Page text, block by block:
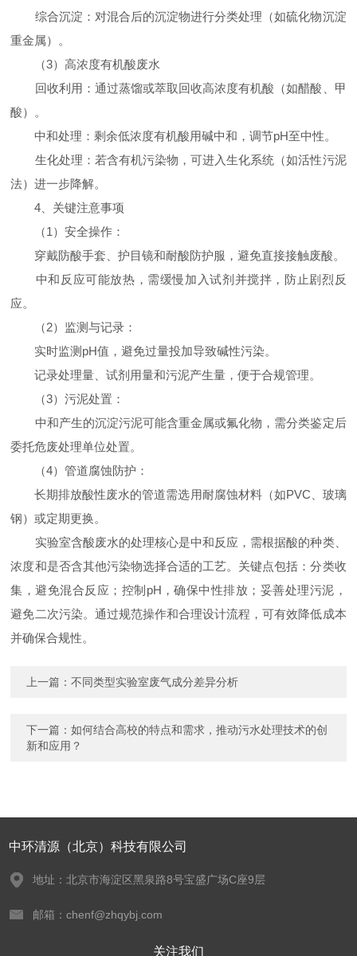
综合沉淀：对混合后的沉淀物进行分类处理（如硫化物沉淀
重金属）。
（3）高浓度有机酸废水
回收利用：通过蒸馏或萃取回收高浓度有机酸（如醋酸、甲
酸）。
中和处理：剩余低浓度有机酸用碱中和，调节pH至中性。
生化处理：若含有机污染物，可进入生化系统（如活性污泥
法）进一步降解。
4、关键注意事项
（1）安全操作：
穿戴防酸手套、护目镜和耐酸防护服，避免直接接触废酸。
中和反应可能放热，需缓慢加入试剂并搅拌，防止剧烈反
应。
（2）监测与记录：
实时监测pH值，避免过量投加导致碱性污染。
记录处理量、试剂用量和污泥产生量，便于合规管理。
（3）污泥处置：
中和产生的沉淀污泥可能含重金属或氟化物，需分类鉴定后
委托危废处理单位处置。
（4）管道腐蚀防护：
长期排放酸性废水的管道需选用耐腐蚀材料（如PVC、玻璃
钢）或定期更换。
实验室含酸废水的处理核心是中和反应，需根据酸的种类、
浓度和是否含其他污染物选择合适的工艺。关键点包括：分类收
集，避免混合反应；控制pH，确保中性排放；妥善处理污泥，
避免二次污染。通过规范操作和合理设计流程，可有效降低成本
并确保合规性。
上一篇：不同类型实验室废气成分差异分析
下一篇：如何结合高校的特点和需求，推动污水处理技术的创
新和应用？
中环清源（北京）科技有限公司
地址：北京市海淀区黑泉路8号宝盛广场C座9层
邮箱：chenf@zhqybj.com
关注我们